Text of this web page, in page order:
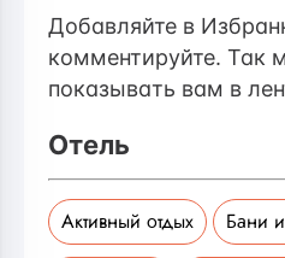
Добавляйте в
комментируйте. Так
показывать вам в
Отель
Активный отдых Бани